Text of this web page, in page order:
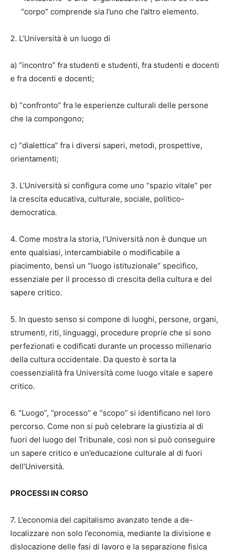
“corpo” comprende sia l’uno che l’altro elemento.
2. L’Università è un luogo di
a) “incontro” fra studenti e studenti, fra studenti e docenti
e fra docenti e docenti;
b) “confronto” fra le esperienze culturali delle persone
che la compongono;
c) “dialettica” fra i diversi saperi, metodi, prospettive,
orientamenti;
3. L’Università si configura come uno “spazio vitale” per
la crescita educativa, culturale, sociale, politico-
democratica.
4. Come mostra la storia, l’Università non è dunque un
ente qualsiasi, intercambiabile o modificabile a
piacimento, bensì un “luogo istituzionale” specifico,
essenziale per il processo di crescita della cultura e del
sapere critico.
5. In questo senso si compone di luoghi, persone, organi,
strumenti, riti, linguaggi, procedure proprie che si sono
perfezionati e codificati durante un processo millenario
della cultura occidentale. Da questo è sorta la
coessenzialità fra Università come luogo vitale e sapere
critico.
6. “Luogo”, “processo” e “scopo” si identificano nel loro
percorso. Come non si può celebrare la giustizia al di
fuori del luogo del Tribunale, così non si può conseguire
un sapere critico e un’educazione culturale al di fuori
dell’Università.
PROCESSI IN CORSO
7. L’economia del capitalismo avanzato tende a de-
localizzare non solo l’economia, mediante la divisione e
dislocazione delle fasi di lavoro e la separazione fisica